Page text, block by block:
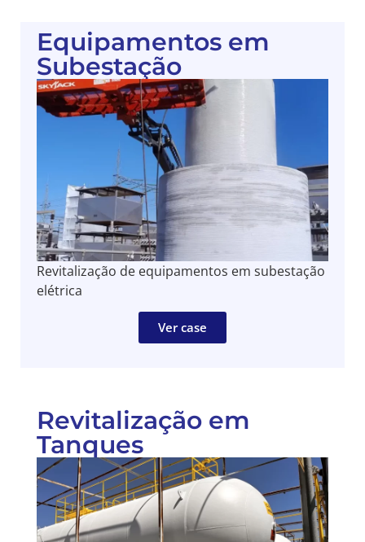
Equipamentos em
Subestação
Revitalização de equipamentos em subestação
elétrica
Ver case
Revitalização em
Tanques